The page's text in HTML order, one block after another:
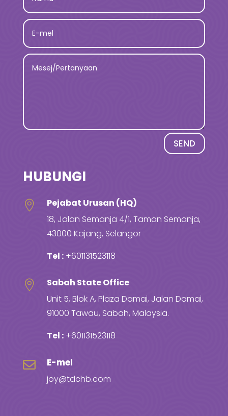
SEND
HUBUNGI

Pejabat Urusan (HQ)
18, Jalan Semanja 4/1, Taman Semanja,
43000 Kajang, Selangor
Tel : +601131523118

Sabah State Office
Unit 5, Blok A, Plaza Damai, Jalan Damai,
91000 Tawau, Sabah, Malaysia.
Tel : +601131523118
 E-mel
joy@tdchb.com